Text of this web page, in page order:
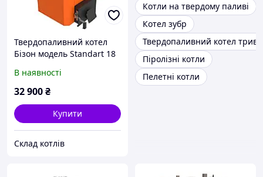
Твердопаливний котел
Бізон модель Standart 18
В наявності
32 900₴
Купити
Склад котлів
Котли на твердому паливі
Котел зубр
Твердопаливний котел
Піролізні котли
Пелетні котли